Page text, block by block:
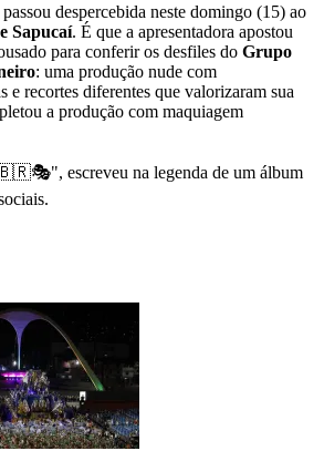
despercebida neste domingo (15) ao
Sapucaí. É que a apresentadora apostou
para conferir os desfiles do Grupo
: uma produção nude com
e recortes diferentes que valorizaram sua
a produção com maquiagem
escreveu na legenda de um álbum